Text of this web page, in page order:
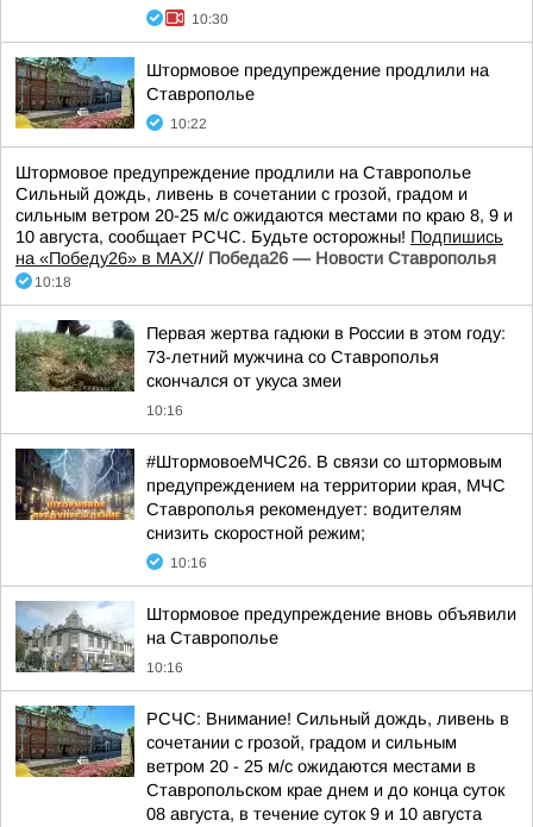
10:30
Штормовое предупреждение продлили на
Ставрополье
10:22
Штормовое предупреждение продлили на Ставрополье
Сильный дождь, ливень в сочетании с грозой, градом и
сильным ветром 20-25 м/с ожидаются местами по краю 8, 9 и
10 августа, сообщает РСЧС. Будьте осторожны! Подпишись
на «Победу26» в MAX// Победа26 — Новости Ставрополья
10:18
Первая жертва гадюки в России в этом году:
73-летний мужчина со Ставрополья
скончался от укуса змеи
10:16
#ШтормовоеМЧС26. В связи со штормовым
предупреждением на территории края, МЧС
Ставрополья рекомендует: водителям
снизить скоростной режим;
10:16
Штормовое предупреждение вновь объявили
на Ставрополье
10:16
РСЧС: Внимание! Сильный дождь, ливень в
сочетании с грозой, градом и сильным
ветром 20 - 25 м/с ожидаются местами в
Ставропольском крае днем и до конца суток
08 августа, в течение суток 9 и 10 августа